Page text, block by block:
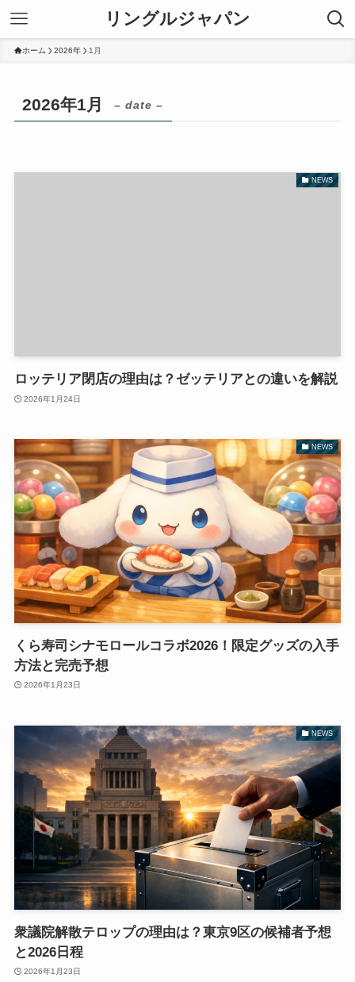
リングルジャパン
ホーム 2026年 1月
2026年1月 – date –
NEWS
ロッテリア閉店の理由は？ゼッテリアとの違いを解説
2026年1月24日
NEWS
くら寿司シナモロールコラボ2026！限定グッズの入手
方法と完売予想
2026年1月23日
NEWS
衆議院解散テロップの理由は？東京9区の候補者予想
と2026日程
2026年1月23日